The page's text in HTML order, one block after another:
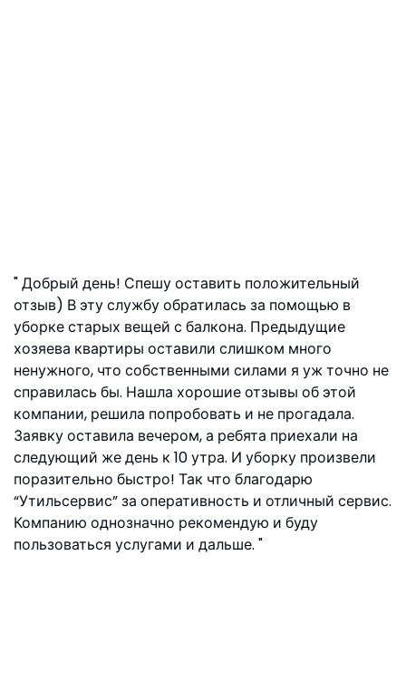
Добрый день! Спешу оставить положительный
отзыв) В эту службу обратилась за помощью в
уборке старых вещей с балкона. Предыдущие
хозяева квартиры оставили слишком много
ненужного, что собственными силами я уж точно не
справилась бы. Нашла хорошие отзывы об этой
компании, решила попробовать и не прогадала.
Заявку оставила вечером, а ребята приехали на
следующий же день к 10 утра. И уборку произвели
поразительно быстро! Так что благодарю
“Утильсервис” за оперативность и отличный сервис.
Компанию однозначно рекомендую и буду
пользоваться услугами и дальше.